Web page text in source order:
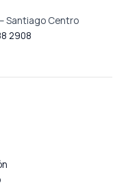
Santiago Centro
2908